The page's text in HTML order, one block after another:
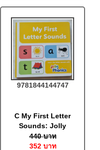
9781844144747
C My First Letter
Sounds: Jolly
Phonics: In
Precursive letters
440 บาท
352 บาท